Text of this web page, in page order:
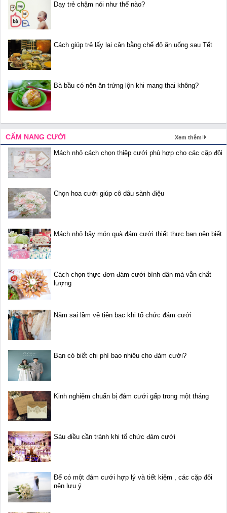
Dạy trẻ chậm nói như thế nào?
Cách giúp trẻ lấy lại cân bằng chế độ ăn uống sau Tết
Bà bầu có nên ăn trứng lộn khi mang thai không?
CẨM NANG CƯỚI Xem thêm
Mách nhỏ cách chọn thiệp cưới phù hợp cho các cặp đôi
Chọn hoa cưới giúp cô dâu sành điệu
Mách nhỏ bảy món quà đám cưới thiết thực bạn nên biết
Cách chọn thực đơn đám cưới bình dân mà vẫn chất
lượng
Năm sai lầm về tiền bạc khi tổ chức đám cưới
Bạn có biết chi phí bao nhiêu cho đám cưới?
Kinh nghiệm chuẩn bị đám cưới gấp trong một tháng
Sáu điều cần tránh khi tổ chức đám cưới
Để có một đám cưới hợp lý và tiết kiệm , các cặp đôi
nên lưu ý